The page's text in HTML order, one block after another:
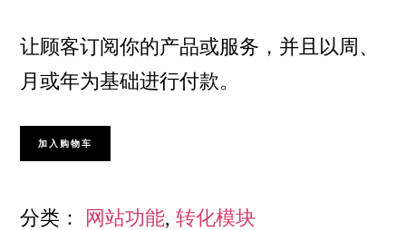
让顾客订阅你的产品或服务，并且以周、
月或年为基础进行付款。
会
订
加入购物车
分类： 网站功能,转化模块